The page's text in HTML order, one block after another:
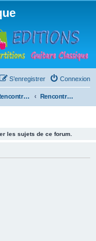
Connexion
S’enregistrer
Rencontres musicales Rencontres Perpignan
les sujets de ce forum.